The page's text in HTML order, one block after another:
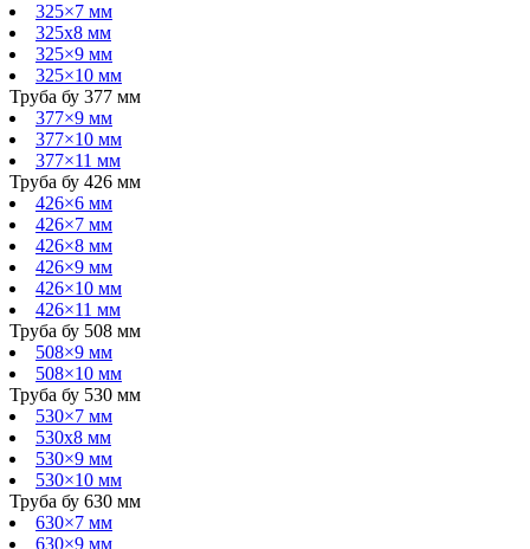
325×7 мм
325х8 мм
325×9 мм
325×10 мм
Труба бу 377 мм
377×9 мм
377×10 мм
377×11 мм
Труба бу 426 мм
426×6 мм
426×7 мм
426×8 мм
426×9 мм
426×10 мм
426×11 мм
Труба бу 508 мм
508×9 мм
508×10 мм
Труба бу 530 мм
530×7 мм
530х8 мм
530×9 мм
530×10 мм
Труба бу 630 мм
630×7 мм
630×9 мм